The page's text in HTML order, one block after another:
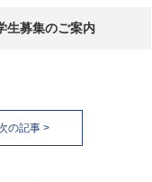
生募集のご案内
の記事 >